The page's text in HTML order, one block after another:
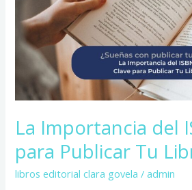
La Importancia del
para Publicar Tu
libros editorial clara govela /admin
para
Publicar
Tu
Libro